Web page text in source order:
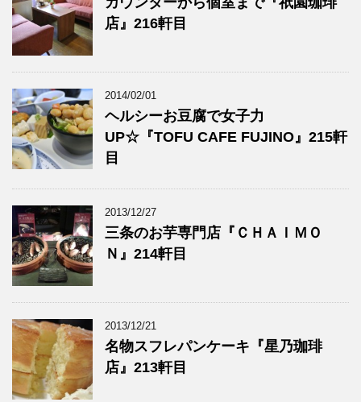
店』216軒目
2014/02/01
ヘルシーお豆腐で女子力
UP☆『TOFU CAFE FUJINO』215軒
目
2013/12/27
三条のお芋専門店『ＣＨＡＩＭＯ
Ｎ』214軒目
2013/12/21
名物スフレパンケーキ『星乃珈琲
店』213軒目